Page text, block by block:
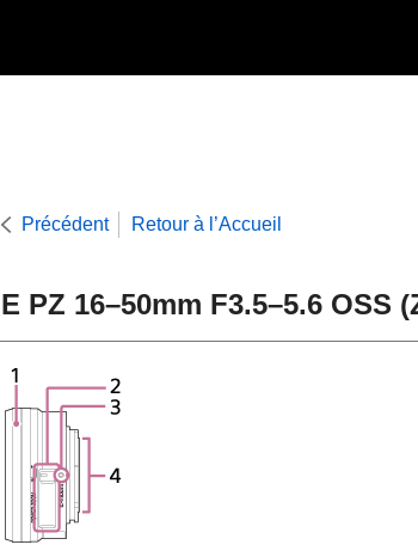
Précédent Retour à l’Accueil
E PZ 16–50mm F3.5–5.6 OSS